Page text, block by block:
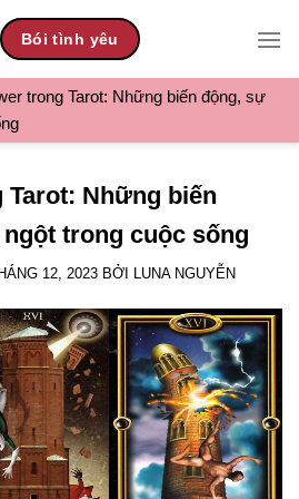
Bói tình yêu
trong Tarot: Những biến động, sự
Tarot: Những biến
trong cuộc sống
12, 2023 BỞI LUNA NGUYỄN